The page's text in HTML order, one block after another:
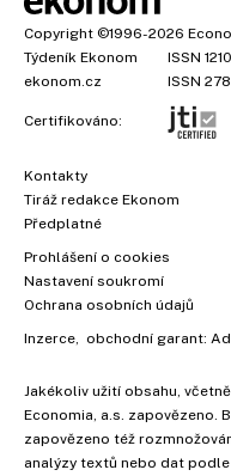
Copyright ©1996-2026
Týdeník Ekonom
ISSN
ekonom.cz
ISSN
Certifikováno:
Kontakty
Tiráž redakce Ekonom
Předplatné
Prohlášení o cookies
Nastavení soukromí
Ochrana osobních údajů
Inzerce , obchodní garant:
Jakékoliv užití obsahu,
Economia, a.s. zapovězeno.
zapovězeno též
analýzy textů nebo dat